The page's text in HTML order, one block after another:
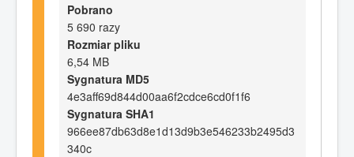
Pobrano
5 690 razy
Rozmiar pliku
6,54 MB
Sygnatura MD5
4e3aff69d844d00aa6f2cdce6cd0f1f6
Sygnatura SHA1
966ee87db63d8e1d13d9b3e546233b2495d3
340c